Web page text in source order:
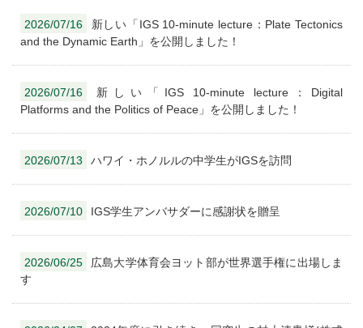
2026/07/16
新しい「IGS 10-minute lecture：Plate Tectonics
and the Dynamic Earth」を公開しました！
2026/07/16
新しい「IGS 10-minute lecture：Digital
Platforms and the Politics of Peace」を公開しました！
2026/07/13 ハワイ・ホノルルの中学生がIGSを訪問
2026/07/10 IGS学生アンバサダーに感謝状を贈呈
2026/06/25
広島大学体育会ヨット部が世界選手権に出場しま
す